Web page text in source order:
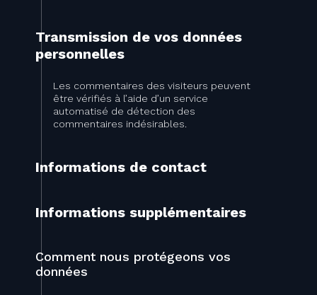
Transmission de vos données
personnelles
Les commentaires des visiteurs peuvent
être vérifiés à l’aide d’un service
automatisé de détection des
commentaires indésirables.
Informations de contact
Informations supplémentaires
Comment nous protégeons vos
données